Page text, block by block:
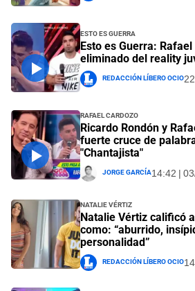
Esto es Guerra
Esto es Guerra:
eliminado del reality
Redacción Líbero Ocio
Rafael Cardozo
Ricardo Rondón y
fuerte cruce de
"Chantajista"
Jorge García14:42 |
Natalie Vértiz
Natalie Vértiz calificó
como: “aburrido,
personalidad”
Redacción Líbero Ocio